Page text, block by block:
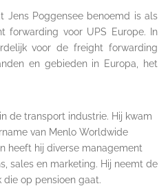
Jens Poggensee benoemd is als
forwarding voor UPS Europe. In
voor de freight forwarding
en gebieden in Europa, het
de transport industrie. Hij kwam
van Menlo Worldwide
heeft hij diverse management
sales en marketing. Hij neemt de
die op pensioen gaat.